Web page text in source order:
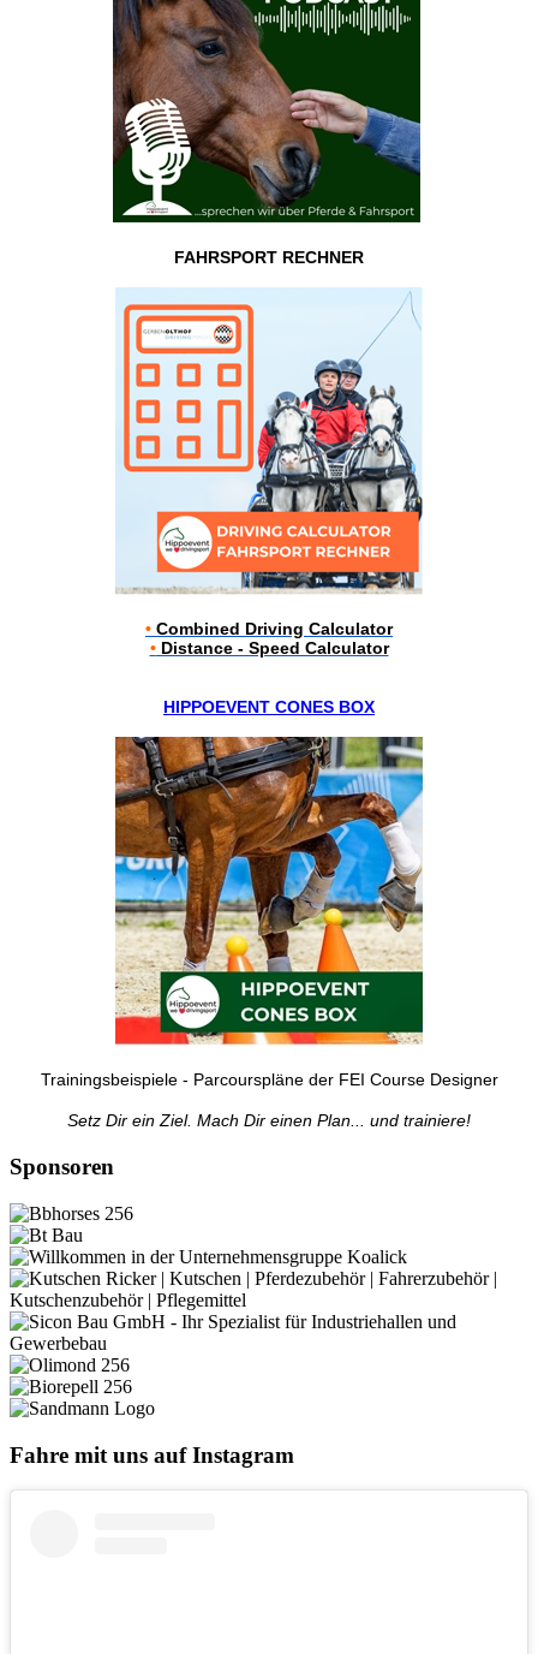
FAHRSPORT RECHNER
• Combined Driving Calculator
•Distance - Speed Calculator
HIPPOEVENT CONES BOX
Trainingsbeispiele - Parcourspläne der FEI Course Designer
Setz Dir ein Ziel. Mach Dir einen Plan... und trainiere!
Sponsoren
Fahre mit uns auf Instagram